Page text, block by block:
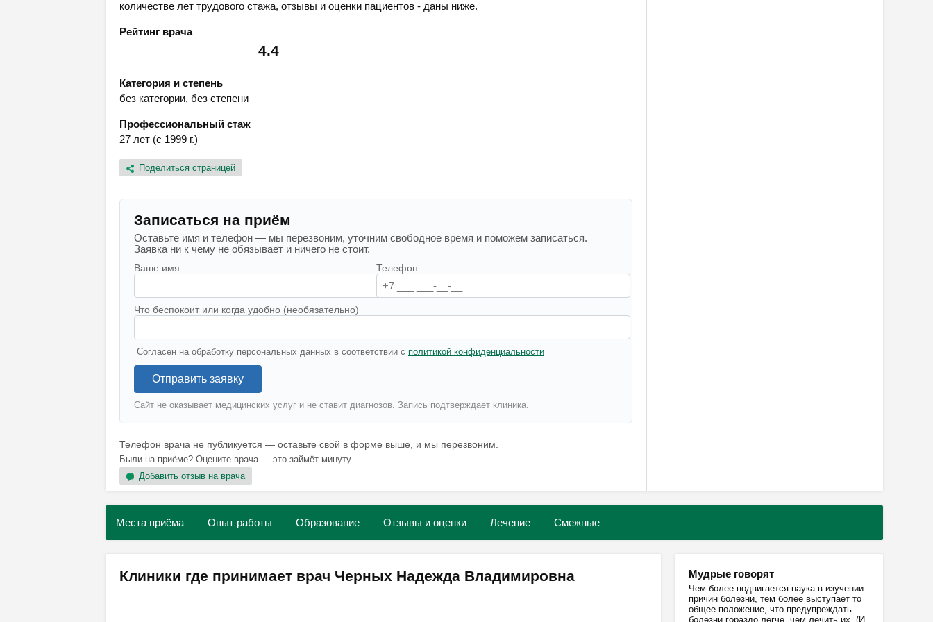
количестве лет трудового стажа, отзывы и оценки пациентов - даны ниже.
Рейтинг врача
4.4
Категория и степень
без категории, без степени
Профессиональный стаж
27 лет (с 1999 г.)
Поделиться страницей
Записаться на приём
Оставьте имя и телефон — мы перезвоним, уточним свободное время и поможем записаться.
Заявка ни к чему не обязывает и ничего не стоит.
Ваше имя Телефон
Что беспокоит или когда удобно (необязательно)
Согласен на обработку персональных данных в соответствии с политикой конфиденциальности
Отправить заявку
Сайт не оказывает медицинских услуг и не ставит диагнозов. Запись подтверждает клиника.
Телефон врача не публикуется — оставьте свой в форме выше, и мы перезвоним.
Были на приёме? Оцените врача — это займёт минуту.
Добавить отзыв на врача
Места приёма Опыт работы Образование Отзывы и оценки Лечение Смежные
Клиники где принимает врач Черных Надежда Владимировна Мудрые говорят
Чем более подвигается наука в изучении
причин болезни, тем более выступает то
общее положение, что предупреждать
болезни гораздо легче, чем лечить их. (И.